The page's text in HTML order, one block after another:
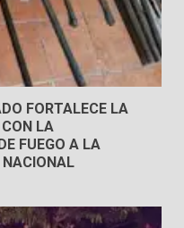
de la Gente más
FORTALECE LA
LA
FUEGO A LA
NACIONAL